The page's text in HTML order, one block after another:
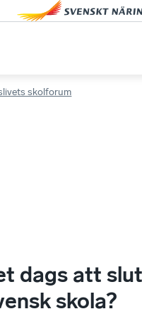
skolforum
dags att
skola?